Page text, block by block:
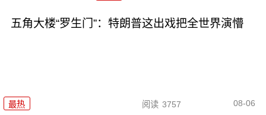
五角大楼“罗生门”：特朗普这出戏把全世界演懵
最热 阅读 3757 08-06